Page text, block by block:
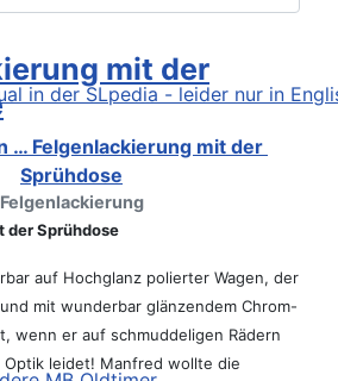
in der SLpedia - leider nur in
mit der
Felgenlackierung
der Sprühdose
auf Hochglanz polierter Wagen, der
mit wunderbar glänzendem Chrom-
wenn er auf schmuddeligen Rädern
leidet! Manfred wollte die